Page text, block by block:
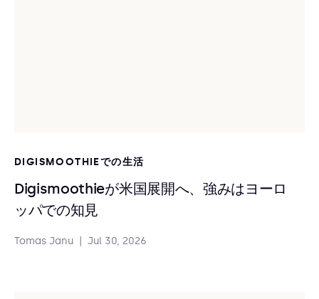
DIGISMOOTHIEでの生活
Digismoothieが米国展開へ、強みはヨーロ
ッパでの知見
Tomas Janu Jul 30, 2026